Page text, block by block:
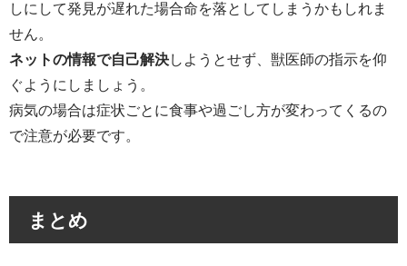
しにして発見が遅れた場合命を落としてしまうかもしれま
せん。
ネットの情報で自己解決しようとせず、獣医師の指示を仰
ぐようにしましょう。
病気の場合は症状ごとに食事や過ごし方が変わってくるの
で注意が必要です。
まとめ